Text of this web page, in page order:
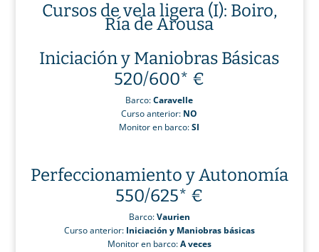
Cursos de vela ligera (I): Boiro,
Ría de Arousa
Iniciación y Maniobras Básicas
520/600* €
Barco:Caravelle
Curso anterior: NO
Monitor en barco:SI
Perfeccionamiento y Autonomía
550/625* €
Barco:Vaurien
Curso anterior: Iniciación y Maniobras básicas
Monitor en barco:A veces